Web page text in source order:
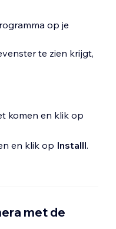
op je
te zien krijgt,
komen en klik op
en klik op Installl.
met de